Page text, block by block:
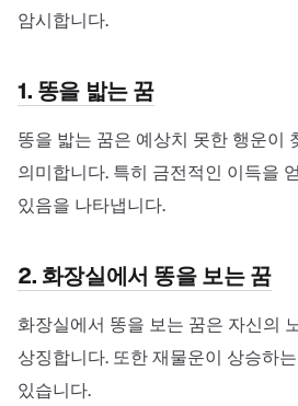
암시합니다.
1. 똥을 밟는 꿈
똥을 밟는 꿈은 예상치 못한 행운이
의미합니다. 특히 금전적인 이득을
있음을 나타냅니다.
2. 화장실에서 똥을 보는 꿈
화장실에서 똥을 보는 꿈은 자신의
상징합니다. 또한 재물운이 상승하
있습니다.